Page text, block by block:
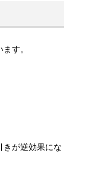
す。
きが逆効果にな